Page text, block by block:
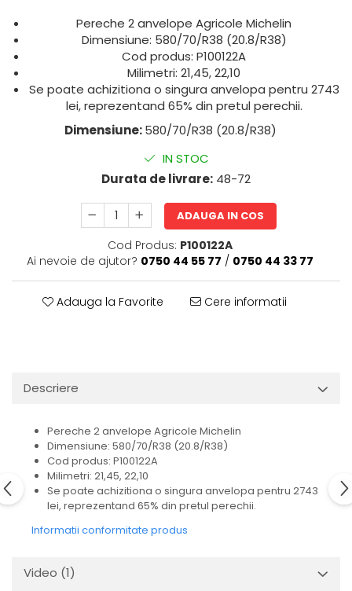
Pereche 2 anvelope Agricole Michelin
Dimensiune: 580/70/R38 (20.8/R38)
Cod produs: P100122A
Milimetri: 21,45, 22,10
Se poate achizitiona o singura anvelopa pentru 2743
lei, reprezentand 65% din pretul perechii.
Dimensiune:580/70/R38 (20.8/R38)
IN STOC
Durata de livrare: 48-72
ADAUGA IN COS
Cod Produs: P100122A
Ai nevoie de ajutor? 0750 44 55 77 / 0750 44 33 77
Adauga la Favorite Cere informatii
Descriere
Pereche 2 anvelope Agricole Michelin
Dimensiune: 580/70/R38 (20.8/R38)
Cod produs: P100122A
Milimetri: 21,45, 22,10
Se poate achizitiona o singura anvelopa pentru 2743
lei, reprezentand 65% din pretul perechii.
Informatii conformitate produs
Video (1)